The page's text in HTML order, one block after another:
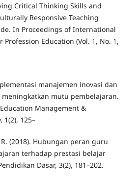
Critical Thinking Skills and
Responsive Teaching
In Proceedings of International
Profession Education (Vol. 1, No. 1,
manajemen inovasi dan
mutu pembelajaran.
Management &
1(2), 125–
(2018). Hubungan peran guru
terhadap prestasi belajar
Dasar, 3(2), 181–202.